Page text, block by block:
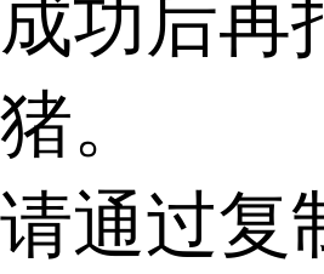
成功后再
猪。
请通过复